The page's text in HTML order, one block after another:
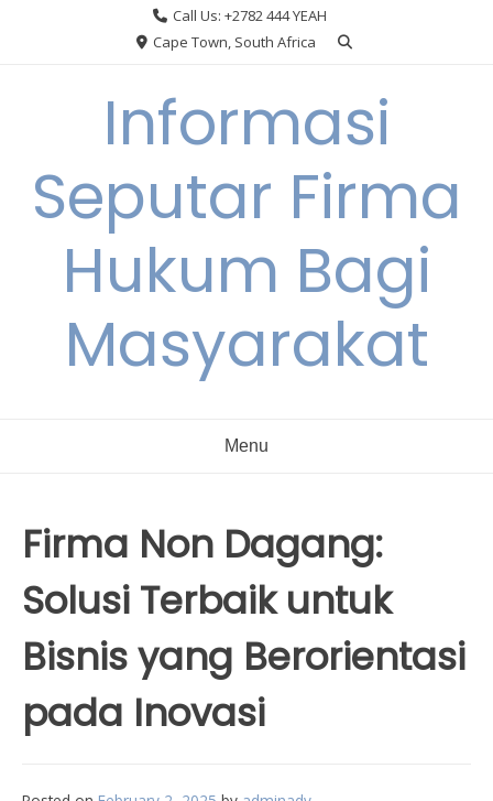
Call Us: +2782 444 YEAH
Cape Town, South Africa
Informasi
Seputar Firma
Hukum Bagi
Masyarakat
Menu
Firma Non Dagang:
Solusi Terbaik untuk
Bisnis yang Berorientasi
pada Inovasi